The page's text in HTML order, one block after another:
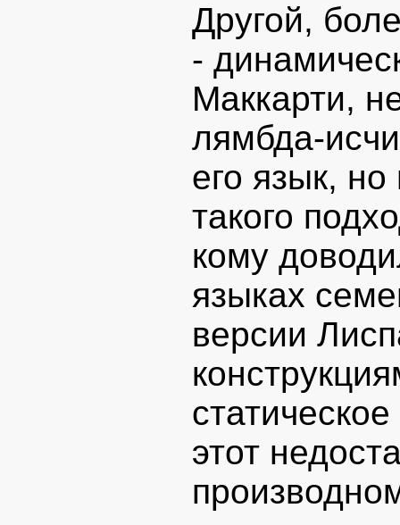
Другой,
-
Маккарти,
лямбда-
его язык,
такого
кому
языках
версии
этот